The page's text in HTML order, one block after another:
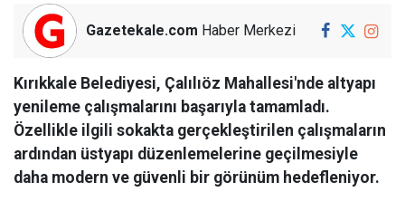
Gazetekale.com Haber Merkezi
Kırıkkale Belediyesi, Çalılıöz Mahallesi'nde altyapı
yenileme çalışmalarını başarıyla tamamladı.
Özellikle ilgili sokakta gerçekleştirilen çalışmaların
ardından üstyapı düzenlemelerine geçilmesiyle
daha modern ve güvenli bir görünüm hedefleniyor.